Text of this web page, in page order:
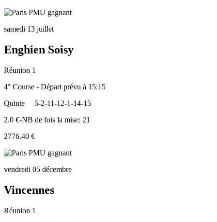
samedi 13 juillet
Enghien Soisy
Réunion 1
4° Course - Départ prévu à 15:15
Quinte
5-2-11-12-1-14-15
2.0 €-NB de fois la mise: 21
2776.40 €
vendredi 05 décembre
Vincennes
Réunion 1